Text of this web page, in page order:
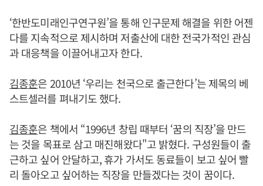
‘한반도미래인구연구원’을 통해 인구문제 해결을 위한 어젠
다를 지속적으로 제시하며 저출산에 대한 전국가적인 관심
과 대응책을 이끌어내고자 한다.
김종훈은 2010년 ‘우리는 천국으로 출근한다’는 제목의 베
스트셀러를 펴내기도 했다.
김종훈은 책에서 “1996년 창립 때부터 ‘꿈의 직장’을 만드
는 것을 목표로 삼고 매진해왔다"고 밝혔다. 구성원들이 출
근하고 싶어 안달하고, 휴가 가서도 동료들이 보고 싶어 빨
리 돌아오고 싶어하는 직장을 만들겠다는 것이 꿈이다.